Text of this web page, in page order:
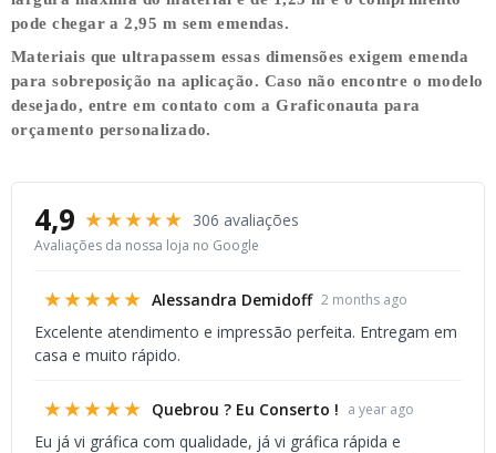
pode chegar a2,95 m sem emendas.
Materiais que ultrapassem essas dimensões exigem emenda
para sobreposição na aplicação. Caso não encontre o modelo
desejado, entre em contato com a Graficonauta para
orçamento personalizado.
4,9 ★★★★★ 306 avaliações
Avaliações da nossa loja no Google
★★★★★ Alessandra Demidoff 2 months ago
Excelente atendimento e impressão perfeita. Entregam em
casa e muito rápido.
★★★★★ Quebrou ? Eu Conserto ! a year ago
Eu já vi gráfica com qualidade, já vi gráfica rápida e